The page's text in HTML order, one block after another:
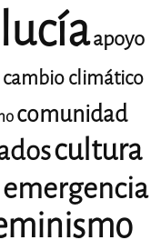
apoyo
cambio climático
comunidad
cultura
emergencia